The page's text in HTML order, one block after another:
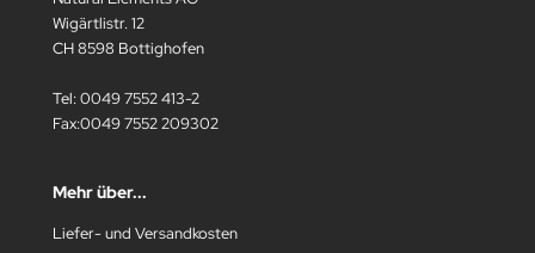
Wigärtlistr. 12
CH 8598 Bottighofen
Tel: 0049 7552 413-2
Fax:0049 7552 209302
Mehr über...
Liefer- und Versandkosten